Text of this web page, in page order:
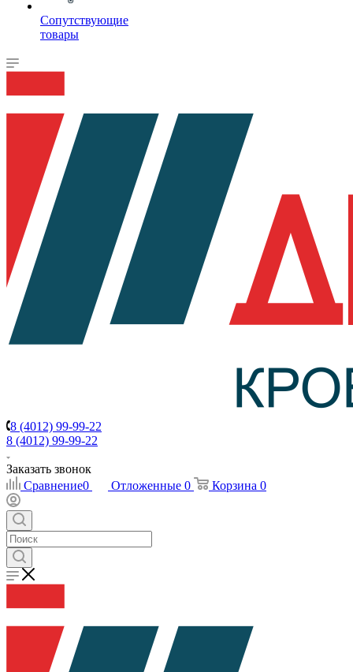
Сопутствующие
товары
8 (4012) 99-99-22
8 (4012) 99-99-22
Заказать звонок
Сравнение0 Отложенные 0 Корзина 0